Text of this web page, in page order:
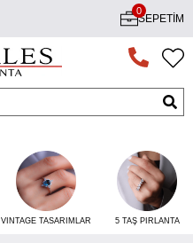
SEPETIM
0
VINTAGE TASARIMLAR 5 TAŞ PIRLANTA